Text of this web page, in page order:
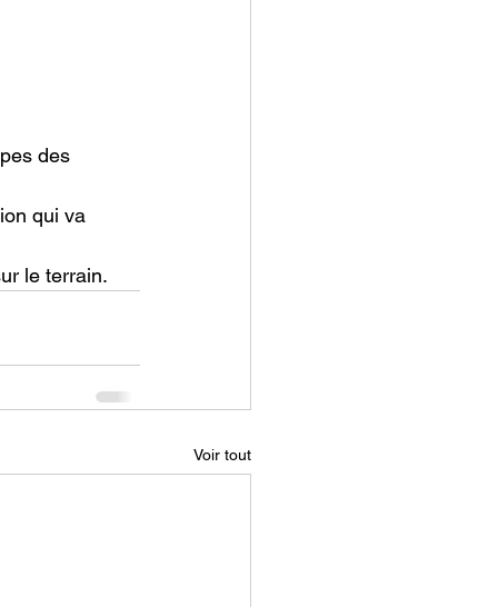
des
qui va
le terrain.
Voir tout